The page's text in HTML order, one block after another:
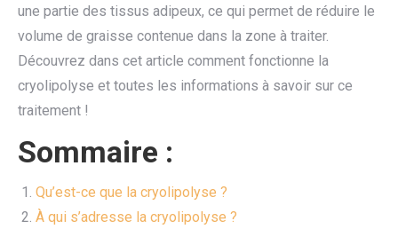
une partie des tissus adipeux, ce qui permet de réduire le
volume de graisse contenue dans la zone à traiter.
Découvrez dans cet article comment fonctionne la
cryolipolyse et toutes les informations à savoir sur ce
traitement !
Sommaire :
Qu’est-ce que la cryolipolyse ?
À qui s’adresse la cryolipolyse ?